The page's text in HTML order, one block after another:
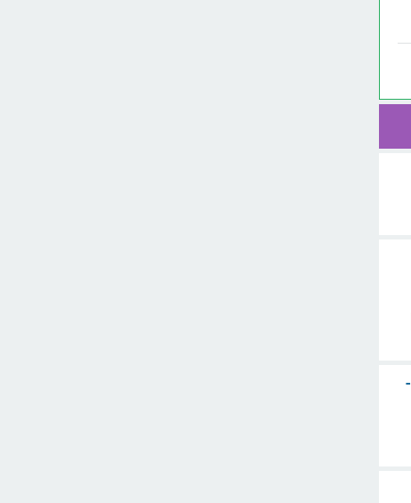
What do you use to climb a wall? a. a ladder b. a bike C. a hammer d. a car -